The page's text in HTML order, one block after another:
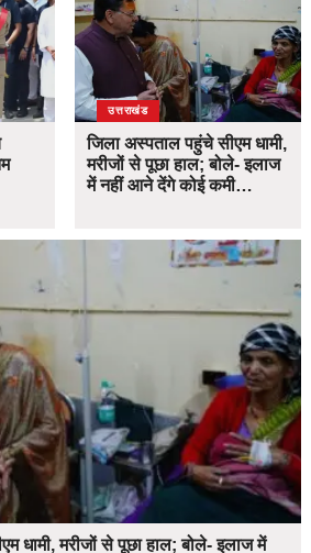
उत्तराखंड
जिला अस्पताल पहुंचे सीएम धामी,
मरीजों से पूछा हाल; बोले- इलाज
में नहीं आने देंगे कोई कमी…
धामी, मरीजों से पूछा हाल; बोले- इलाज में